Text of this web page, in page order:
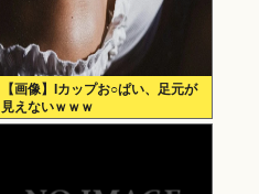
【画像】Iカップお○ぱい、足元が
見えないｗｗｗ